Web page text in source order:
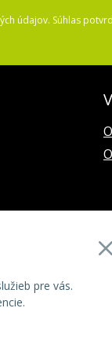
pre vás.
údajov. Súhlas